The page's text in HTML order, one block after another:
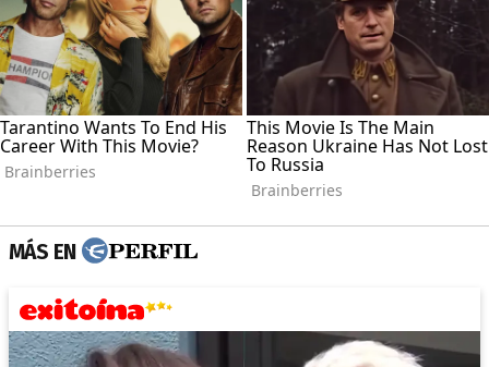
MÁS EN